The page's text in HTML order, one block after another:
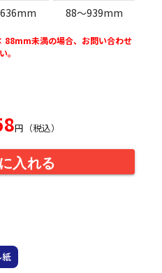
88〜939mm
未満の場合、お問い合わせ
。
円（税込）
入れる